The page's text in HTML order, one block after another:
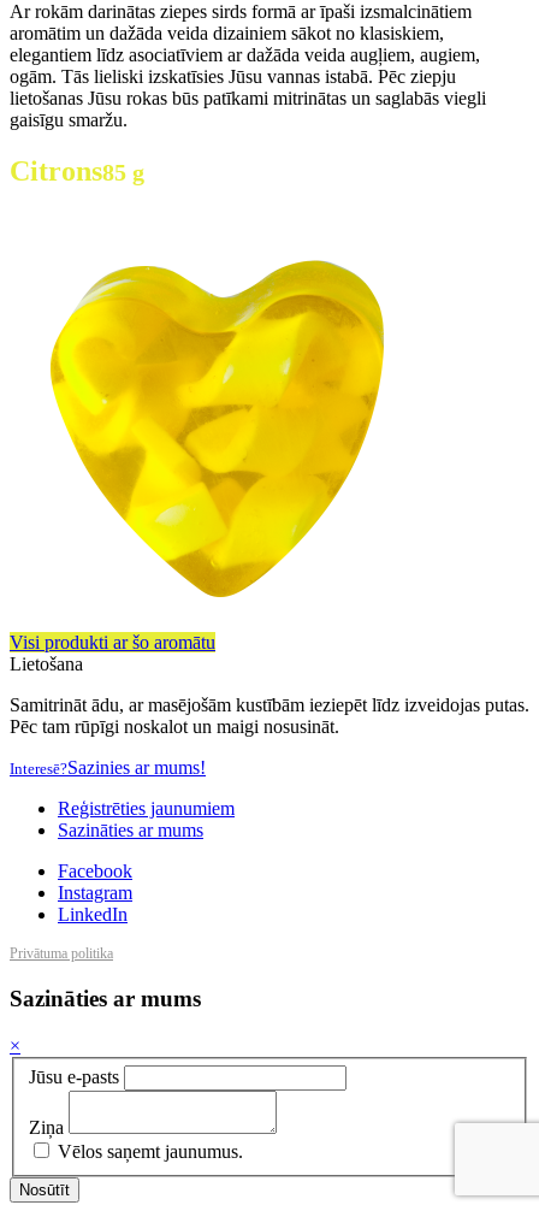
Ar rokām darinātas ziepes sirds formā ar īpaši izsmalcinātiem
aromātim un dažāda veida dizainiem sākot no klasiskiem,
elegantiem līdz asociatīviem ar dažāda veida augļiem, augiem,
ogām. Tās lieliski izskatīsies Jūsu vannas istabā. Pēc ziepju
lietošanas Jūsu rokas būs patīkami mitrinātas un saglabās viegli
gaisīgu smaržu.
Citrons85 g
Visi produkti ar šo aromātu
Lietošana
Samitrināt ādu, ar masējošām kustībām ieziepēt līdz izveidojas putas.
Pēc tam rūpīgi noskalot un maigi nosusināt.
Interesē?Sazinies ar mums!
Reģistrēties jaunumiem
Sazināties ar mums
Facebook
Instagram
LinkedIn
Privātuma politika
Sazināties ar mums
×
Jūsu e-pasts
Ziņa
Vēlos saņemt jaunumus.